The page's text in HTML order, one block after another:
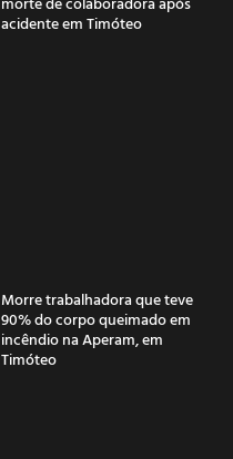
acidente em Timóteo
Morre trabalhadora que teve
90% do corpo queimado em
incêndio na Aperam, em
Timóteo